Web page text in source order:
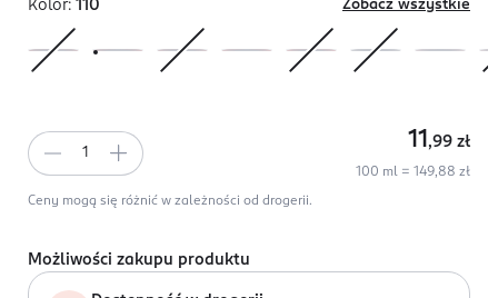
Kolor: 110 Zobacz wszystkie
11 ,99 zł
100 ml = 149,88 zł
Ceny mogą się różnić w zależności od drogerii.
Możliwości zakupu produktu